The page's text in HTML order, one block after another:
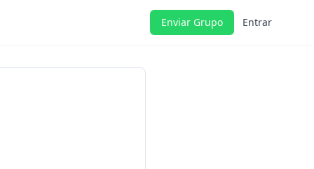
Enviar Grupo Entrar